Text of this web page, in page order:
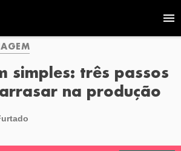
simples: três passos
na produção